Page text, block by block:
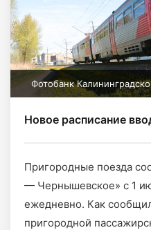
Фотобанк
Новое расписание
Пригородные поезда
— Чернышевское» с 1
ежедневно. Как
пригородной